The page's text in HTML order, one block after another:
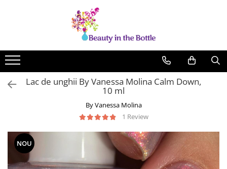
OPI
ILNP
Zoya
Cadillacquer
Cirque
Cuticula
Base coat
Top Coat
IngrijireLac de unghii By Vanessa Molina Calm Down,
10 ml
By Vanessa Molina
1 Review
NOU